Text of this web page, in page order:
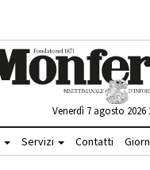
Venerdì 7 agosto 2026
Servizi Contatti